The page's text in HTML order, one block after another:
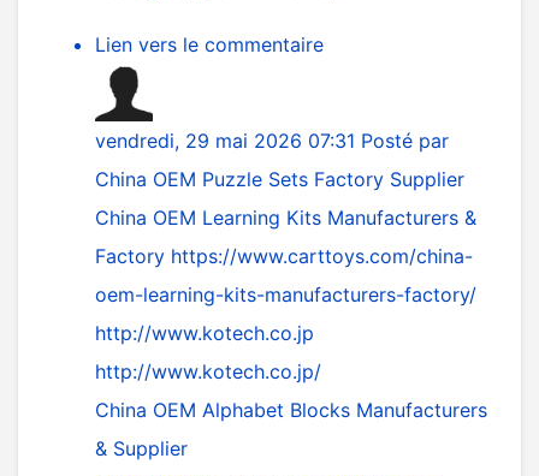
Lien vers le commentaire
vendredi, 29 mai 2026 07:31 Posté par
China OEM Puzzle Sets Factory Supplier
China OEM Learning Kits Manufacturers &
Factory https://www.carttoys.com/china-
oem-learning-kits-manufacturers-factory/
http://www.kotech.co.jp
http://www.kotech.co.jp/
China OEM Alphabet Blocks Manufacturers
& Supplier